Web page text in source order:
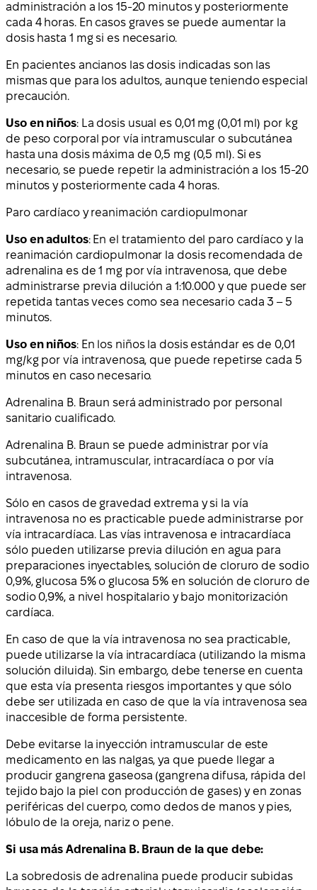
administración a los 15-20 minutos y posteriormente
cada 4 horas. En casos graves se puede aumentar la
dosis hasta 1 mg si es necesario.
En pacientes ancianos las dosis indicadas son las
mismas que para los adultos, aunque teniendo especial
precaución.
Uso en niños: La dosis usual es 0,01 mg (0,01 ml) por kg
de peso corporal por vía intramuscular o subcutánea
hasta una dosis máxima de 0,5 mg (0,5 ml). Si es
necesario, se puede repetir la administración a los 15-20
minutos y posteriormente cada 4 horas.
Paro cardíaco y reanimación cardiopulmonar
Uso en adultos: En el tratamiento del paro cardíaco y la
reanimación cardiopulmonar la dosis recomendada de
adrenalina es de 1 mg por vía intravenosa, que debe
administrarse previa dilución a 1:10.000 y que puede ser
repetida tantas veces como sea necesario cada 3 – 5
minutos.
Uso en niños: En los niños la dosis estándar es de 0,01
mg/kg por vía intravenosa, que puede repetirse cada 5
minutos en caso necesario.
Adrenalina B. Braun será administrado por personal
sanitario cualificado.
Adrenalina B. Braun se puede administrar por vía
subcutánea, intramuscular, intracardíaca o por vía
intravenosa.
Sólo en casos de gravedad extrema y si la vía
intravenosa no es practicable puede administrarse por
vía intracardíaca. Las vías intravenosa e intracardíaca
sólo pueden utilizarse previa dilución en agua para
preparaciones inyectables, solución de cloruro de sodio
0,9%, glucosa 5% o glucosa 5% en solución de cloruro de
sodio 0,9%, a nivel hospitalario y bajo monitorización
cardíaca.
En caso de que la vía intravenosa no sea practicable,
puede utilizarse la vía intracardíaca (utilizando la misma
solución diluida). Sin embargo, debe tenerse en cuenta
que esta vía presenta riesgos importantes y que sólo
debe ser utilizada en caso de que la vía intravenosa sea
inaccesible de forma persistente.
Debe evitarse la inyección intramuscular de este
medicamento en las nalgas, ya que puede llegar a
producir gangrena gaseosa (gangrena difusa, rápida del
tejido bajo la piel con producción de gases) y en zonas
periféricas del cuerpo, como dedos de manos y pies,
lóbulo de la oreja, nariz o pene.
Si usa más Adrenalina B. Braun de la que debe:
La sobredosis de adrenalina puede producir subidas